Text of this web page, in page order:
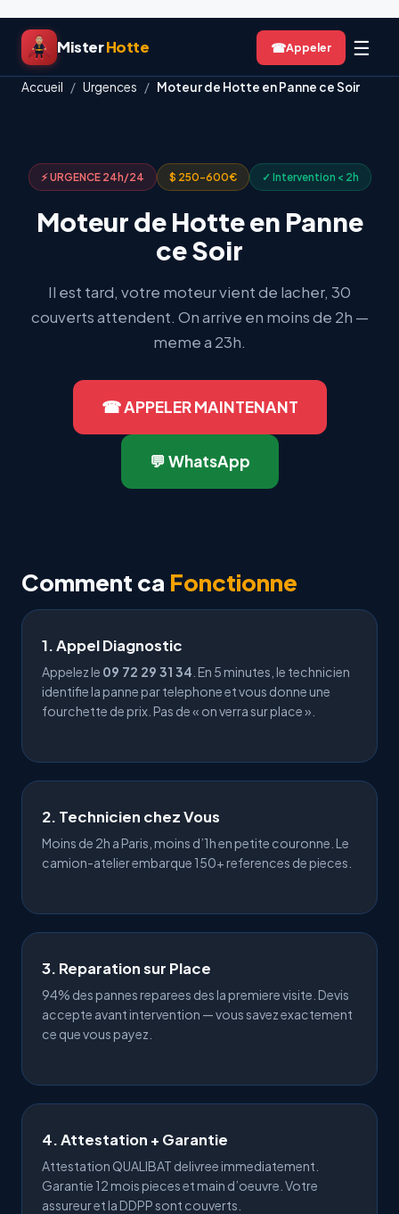
Aller
contenu
MisterHotte ☎ ☰
Accueil / Urgences / Moteur de Hotte en Panne ce Soir
⚡ URGENCE 24h/24 $ 250-600€ ✓ Intervention < 2h
Moteur de Hotte en Panne
ce Soir
Il est tard, votre moteur vient de lacher, 30
couverts attendent. On arrive en moins de 2h —
meme a 23h.
☎ APPELER MAINTENANT
💬 WhatsApp
Comment ca Fonctionne
1. Appel Diagnostic
Appelez le 09 72 29 31 34 . En 5 minutes, le technicien
identifie la panne par telephone et vous donne une
fourchette de prix. Pas de « on verra sur place ».
2. Technicien chez Vous
Moins de 2h a Paris , moins d’1h en petite couronne . Le
camion-atelier embarque 150+ references de pieces.
3. Reparation sur Place
94% des pannes reparees des la premiere visite. Devis
accepte avant intervention — vous savez exactement
ce que vous payez.
4. Attestation + Garantie
Attestation QUALIBAT delivree immediatement.
Garantie 12 mois pieces et main d’oeuvre. Votre
assureur et la DDPP sont couverts.